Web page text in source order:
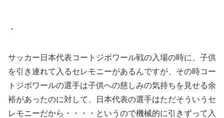
・
サッカー日本代表コートジボワール戦の入場の時に、子供
を引き連れて入るセレモニーがあるんですが、その時コー
トジボワールの選手は子供への慈しみの気持ちを見せる余
裕があったのに対して、日本代表の選手はただそういうセ
レモニーだから・・・・というので機械的に引きずって入